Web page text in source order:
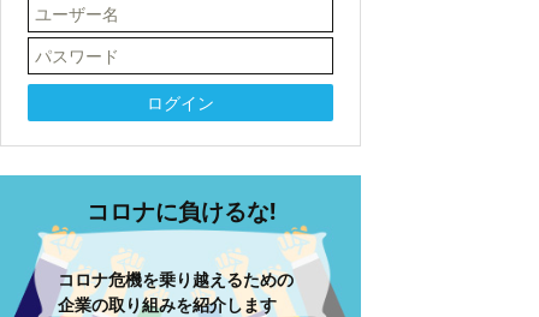
コロナに負けるな!
コロナ危機を乗り越えるための
企業の取り組みを紹介します